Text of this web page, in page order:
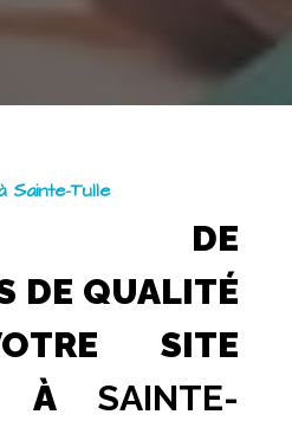
Sainte-Tulle
DE
DE QUALITÉ
SITE
À SAINTE-